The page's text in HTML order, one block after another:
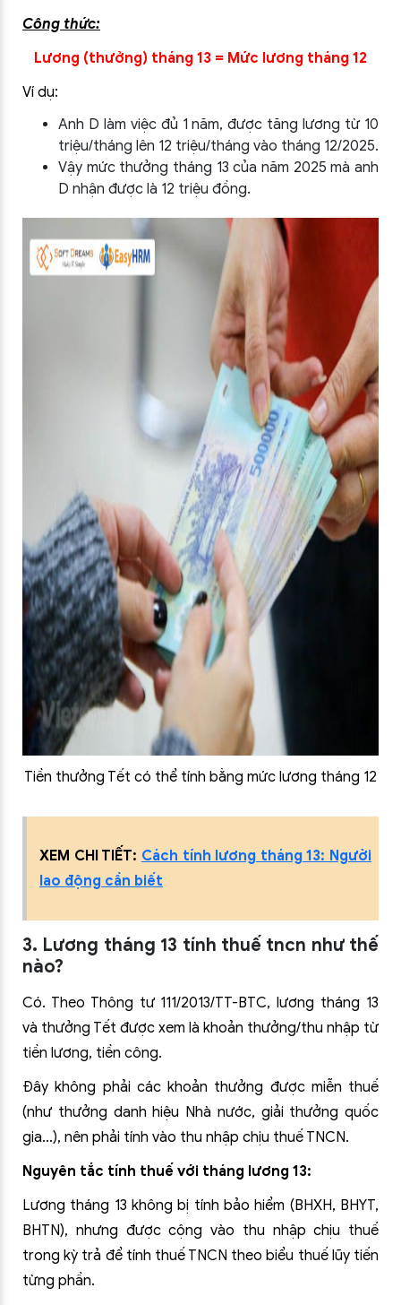
Công thức:
Lương (thưởng) tháng 13 = Mức lương tháng 12
Ví dụ:
Anh D làm việc đủ 1 năm, được tăng lương từ 10
triệu/tháng lên 12 triệu/tháng vào tháng 12/2025.
Vậy mức thưởng tháng 13 của năm 2025 mà anh
D nhận được là 12 triệu đồng.
Tiền thưởng Tết có thể tính bằng mức lương tháng 12
XEM CHI TIẾT: Cách tính lương tháng 13: Người
lao động cần biết
3. Lương tháng 13 tính thuế tncn như thế
nào?
Có. Theo Thông tư 111/2013/TT-BTC, lương tháng 13
và thưởng Tết được xem là khoản thưởng/thu nhập từ
tiền lương, tiền công.
Đây không phải các khoản thưởng được miễn thuế
(như thưởng danh hiệu Nhà nước, giải thưởng quốc
gia…), nên phải tính vào thu nhập chịu thuế TNCN.
Nguyên tắc tính thuế với tháng lương 13:
Lương tháng 13 không bị tính bảo hiểm (BHXH, BHYT,
BHTN), nhưng được cộng vào thu nhập chịu thuế
trong kỳ trả để tính thuế TNCN theo biểu thuế lũy tiến
từng phần.